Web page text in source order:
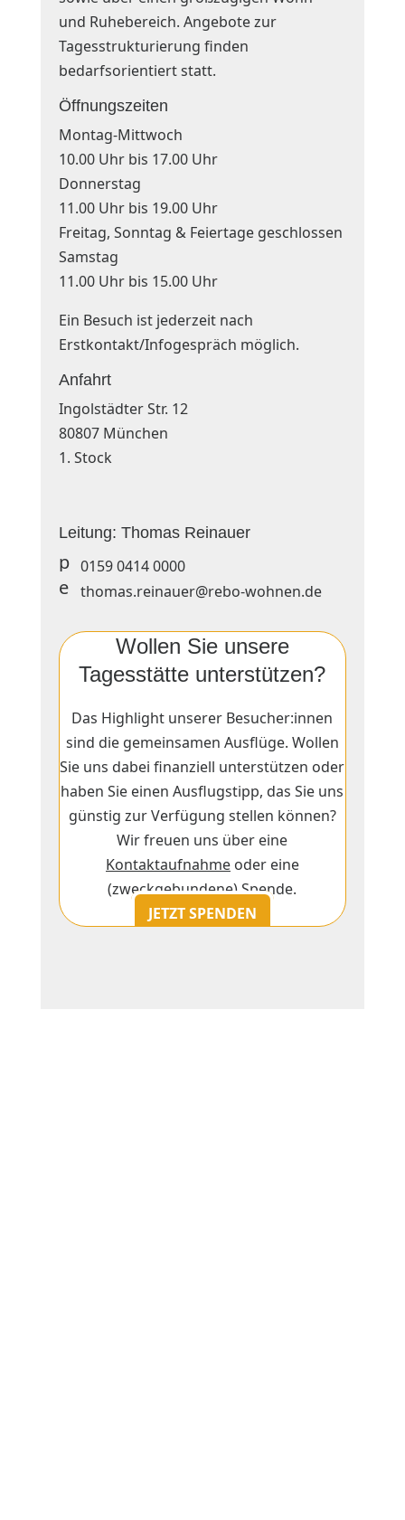
und Ruhebereich. Angebote zur
Tagesstrukturierung finden
bedarfsorientiert statt.
Öffnungszeiten
Montag-Mittwoch
10.00 Uhr bis 17.00 Uhr
Donnerstag
11.00 Uhr bis 19.00 Uhr
Freitag, Sonntag & Feiertage geschlossen
Samstag
11.00 Uhr bis 15.00 Uhr
Ein Besuch ist jederzeit nach
Erstkontakt/Infogespräch möglich.
Anfahrt
Ingolstädter Str. 12
80807 München
1. Stock
Leitung: Thomas Reinauer
p
h
o
e
ic
0159 0414 0000
e
l
ic
thomas.reinauer@rebo-wohnen.de
Wollen Sie unsere
Tagesstätte unterstützen?
Das Highlight unserer Besucher:innen
sind die gemeinsamen Ausflüge. Wollen
Sie uns dabei finanziell unterstützen oder
haben Sie einen Ausflugstipp, das Sie uns
günstig zur Verfügung stellen können?
Wir freuen uns über eine
Kontaktaufnahmeoder eine
(zweckgebundene) Spende.
JETZT SPENDEN